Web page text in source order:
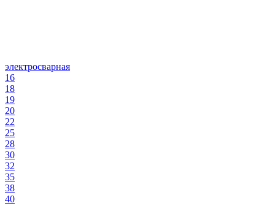
электросварная
16
18
19
20
22
25
28
30
32
35
38
40